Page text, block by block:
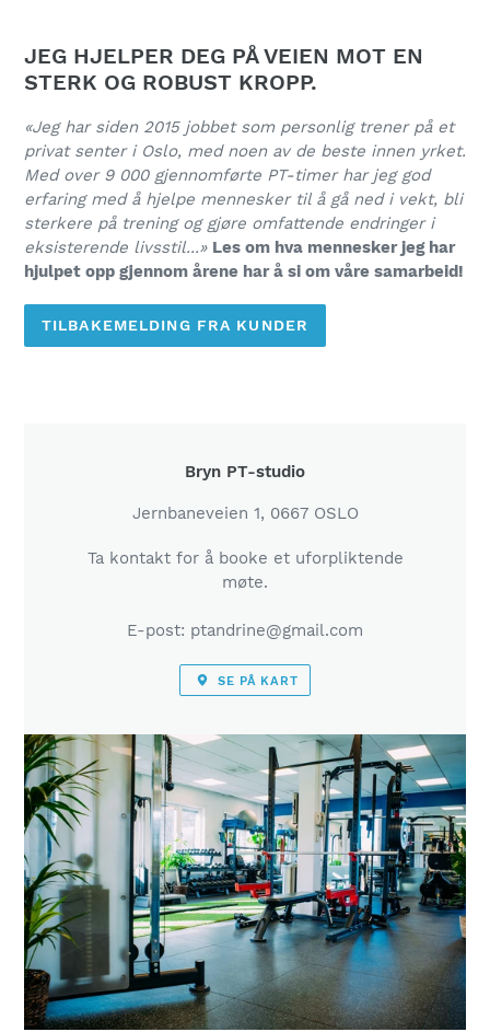
JEG HJELPER DEG PÅ VEIEN MOT EN
STERK OG ROBUST KROPP.
«Jeg har siden 2015 jobbet som personlig trener på et
privat senter i Oslo, med noen av de beste innen yrket.
Med over 9 000 gjennomførte PT-timer har jeg god
erfaring med å hjelpe mennesker til å gå ned i vekt, bli
sterkere på trening og gjøre omfattende endringer i
eksisterende livsstil...» Les om hva mennesker jeg har
hjulpet opp gjennom årene har å si om våre samarbeid!
TILBAKEMELDING FRA KUNDER
LOCATION
Bryn PT-studio
Jernbaneveien 1, 0667 OSLO
Ta kontakt for å booke et uforpliktende
møte.
E-post: ptandrine@gmail.com
SE PÅ KART